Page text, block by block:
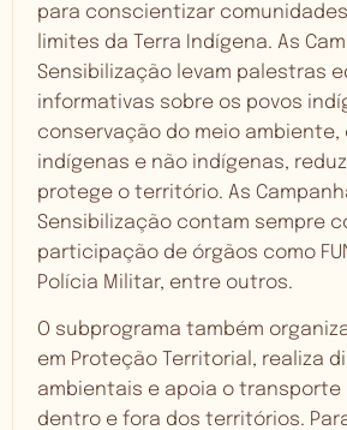
para conscientizar
limites da Terra Indígena. As
Sensibilização levam palestras
informativas sobre os povos
conservação do meio ambiente,
indígenas e não indígenas,
protege o território. As
Sensibilização contam sempre
participação de órgãos como
Polícia Militar, entre outros.
O subprograma também
em Proteção Territorial, realiza
ambientais e apoia o transporte
dentro e fora dos territórios.